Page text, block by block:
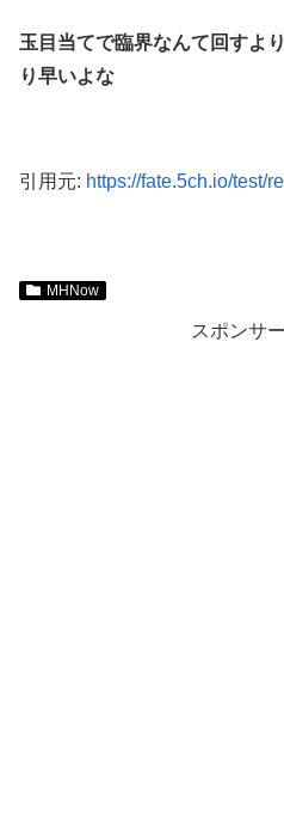
玉目当てで臨界なんて回すよ
り早いよな
引用元: https://fate.5ch.io/test/
MHNow
スポンサ